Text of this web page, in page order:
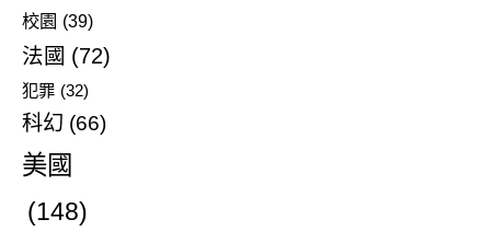
校園 (39)
法國 (72)
犯罪 (32)
科幻 (66)
美國
(148)